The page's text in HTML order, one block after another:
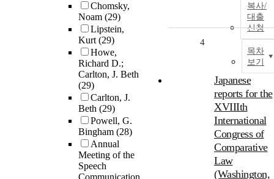
Chomsky,
Noam (29)
Lipstein,
Kurt(29)
Howe,
Richard D.;
Carlton, J. Beth
(29)
Carlton, J.
Beth (29)
Powell, G.
Bingham (28)
Annual
Meeting of the
Speech
복사/
대출
신청
목차
보기
4
Japanese
reports for the
XVIIIth
International
Congress of
Comparative
Law
(Washington,